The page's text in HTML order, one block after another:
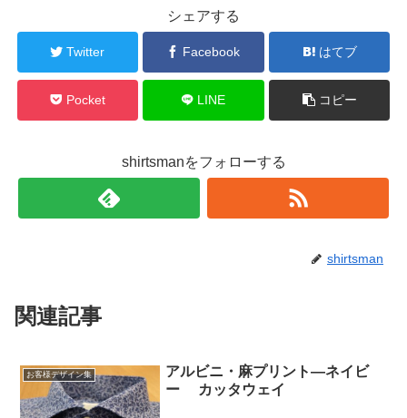
シェアする
Twitter Facebook はてブ
Pocket LINE コピー
shirtsmanをフォローする
shirtsman
関連記事
お客様デザイン集
アルビニ・麻プリント―ネイビ
ー カッタウェイ